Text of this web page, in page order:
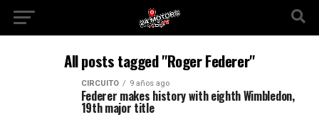
All posts tagged "Roger Federer"
CIRCUITO 9 años ago
Federer makes history with eighth Wimbledon,
19th major title